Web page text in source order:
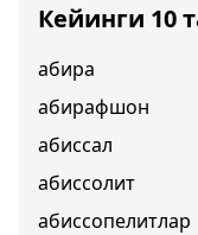
Кейинги 10
абира
абирафшон
абиссал
абиссолит
абиссопелитлар